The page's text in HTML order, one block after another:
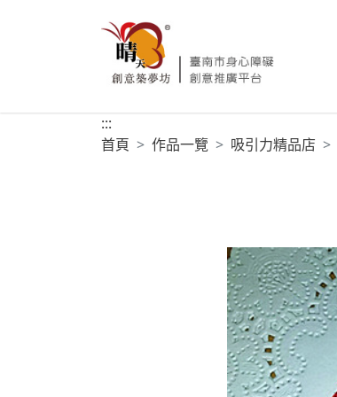
:::
首頁
作品一覽 吸引力精品店